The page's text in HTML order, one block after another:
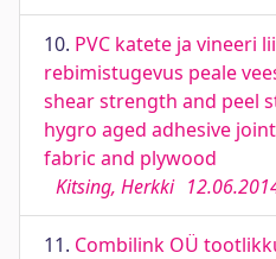
10. PVC katete ja vineeri
rebimistugevus peale
shear strength and peel
hygro aged adhesive
fabric and plywood
Kitsing, Herkki
11. Combilink OÜ